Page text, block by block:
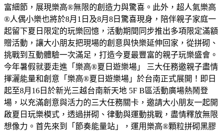
富細節，展現樂高®無限的創造力與驚喜。此外，超人氣樂高
®人偶小樂也將於8月1日及8月8日驚喜現身，陪伴親子家庭一
起留下夏日限定的玩樂回憶，活動期間同步推出多項限定滿額
贈活動，讓大小朋友把現場的創意與快樂延伸回家，從拼砌、
挑戰到互動體驗一次滿足，打造今夏最豐富的親子玩樂盛會。
今年暑假就要走進「樂高®夏日遊樂場」 三大任務邀親子盡情
揮灑能量和創意「樂高®夏日遊樂場」於台南正式展開！即日
起至8月16日於新光三越台南新天地 5F B區活動廣場熱鬧登
場，以充滿創意與活力的三大任務關卡，邀請大小朋友一起開
啟夏日玩樂模式，透過拼砌、律動與運動挑戰，盡情釋放無限
想像力。首先來到「節奏能量站」，運用樂高®顆粒拼砌黑膠